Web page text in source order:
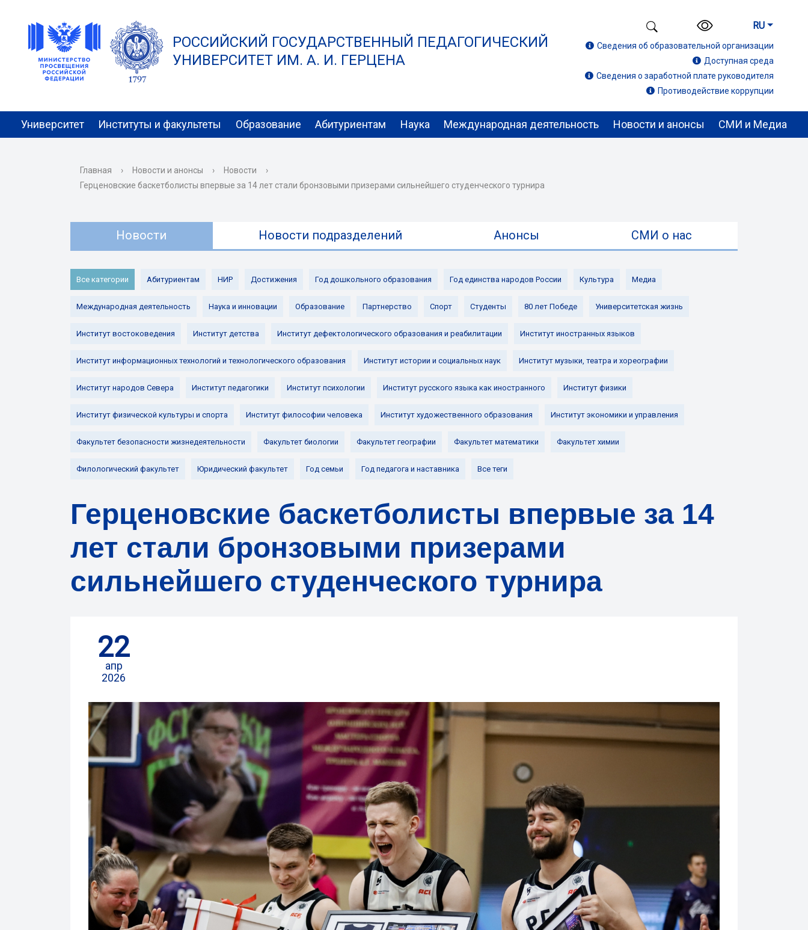
РОССИЙСКИЙ ГОСУДАРСТВЕННЫЙ ПЕДАГОГИЧЕСКИЙ
УНИВЕРСИТЕТ ИМ. А. И. ГЕРЦЕНА
RU
Сведения об образовательной организации
Доступная среда
Сведения о заработной плате руководителя
Противодействие коррупции
Университет Институты и факультеты Образование Абитуриентам Наука Международная деятельность Новости и анонсы СМИ и Медиа
Главная › Новости и анонсы › Новости
›
Герценовские баскетболисты впервые за 14 лет стали бронзовыми призерами сильнейшего студенческого турнира
Новости Новости подразделений Анонсы СМИ о нас
Все категории Абитуриентам НИР Достижения Год дошкольного образования Год единства народов России Культура Медиа
Международная деятельность Наука и инновации Образование Партнерство Спорт Студенты 80 лет Победе Университетская жизнь
Институт востоковедения Институт детства Институт дефектологического образования и реабилитации Институт иностранных языков
Институт информационных технологий и технологического образования Институт истории и социальных наук Институт музыки, театра и хореографии
Институт народов Севера Институт педагогики Институт психологии Институт русского языка как иностранного Институт физики
Институт физической культуры и спорта Институт философии человека Институт художественного образования Институт экономики и управления
Факультет безопасности жизнедеятельности Факультет биологии Факультет географии Факультет математики Факультет химии
Филологический факультет Юридический факультет Год семьи Год педагога и наставника Все теги
Герценовские баскетболисты впервые за 14
лет стали бронзовыми призерами
сильнейшего студенческого турнира
22
апр
2026